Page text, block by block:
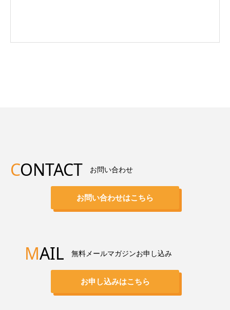
CONTACT お問い合わせ
お問い合わせはこちら
MAIL 無料メールマガジンお申し込み
お申し込みはこちら